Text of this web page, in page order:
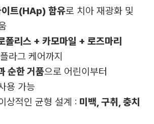
이트(HAp) 함유로 치아 재광화 및
폴리스 + 카모마일 + 로즈마리
라그 케어까지
순한 거품으로 어린이부터
용 가능
상적인 균형 설계 : 미백, 구취, 충치